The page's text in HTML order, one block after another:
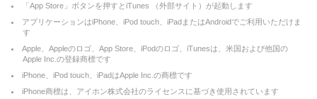
「App Store」ボタンを押すとiTunes （外部サイト）が起動します
アプリケーションはiPhone、iPod touch、iPadまたはAndroidでご利用いただけま
す
Apple、Appleのロゴ、App Store、iPodのロゴ、iTunesは、米国および他国の
Apple Inc.の登録商標です
iPhone、iPod touch、iPadはApple Inc.の商標です
iPhone商標は、アイホン株式会社のライセンスに基づき使用されています